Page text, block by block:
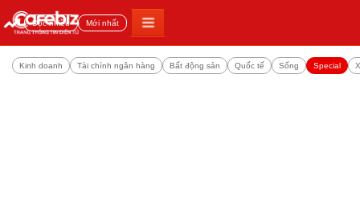
Đọc nhiều Mới nhất
Kinh doanh Tài chính ngân hàng Bất động sản Quốc tế Sống Special